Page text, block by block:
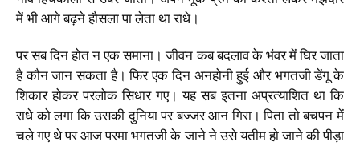
में भी आगे बढ़ने हौसला पा लेता था राधे।
पर सब दिन होत न एक समाना। जीवन कब बदलाव के भंवर में घिर जाता
है कौन जान सकता है। फिर एक दिन अनहोनी हुई और भगतजी डेंगू के
शिकार होकर परलोक सिधार गए। यह सब इतना अप्रत्याशित था कि
राधे को लगा कि उसकी दुनिया पर बज्जर आन गिरा। पिता तो बचपन में
चले गए थे पर आज परमा भगतजी के जाने ने उसे यतीम हो जाने की पीड़ा